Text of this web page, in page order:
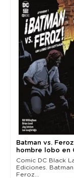
Batman vs.
hombre lobo en
01 (de 6)
Comic DC Black
Ediciones.
Feroz...